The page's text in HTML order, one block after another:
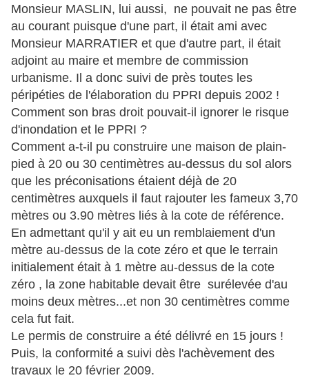
Monsieur MASLIN, lui aussi, ne pouvait ne pas être
au courant puisque d'une part, il était ami avec
Monsieur MARRATIER et que d'autre part, il était
adjoint au maire et membre de commission
urbanisme. Il a donc suivi de près toutes les
péripéties de l'élaboration du PPRI depuis 2002 !
Comment son bras droit pouvait-il ignorer le risque
d'inondation et le PPRI ?
Comment a-t-il pu construire une maison de plain-
pied à 20 ou 30 centimètres au-dessus du sol alors
que les préconisations étaient déjà de 20
centimètres auxquels il faut rajouter les fameux 3,70
mètres ou 3.90 mètres liés à la cote de référence.
En admettant qu'il y ait eu un remblaiement d'un
mètre au-dessus de la cote zéro et que le terrain
initialement était à 1 mètre au-dessus de la cote
zéro , la zone habitable devait être surélevée d'au
moins deux mètres...et non 30 centimètres comme
cela fut fait.
Le permis de construire a été délivré en 15 jours !
Puis, la conformité a suivi dès l'achèvement des
travaux le 20 février 2009.